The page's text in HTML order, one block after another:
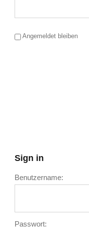
Angemeldet bleiben
Sign in
Benutzername:
Passwort: